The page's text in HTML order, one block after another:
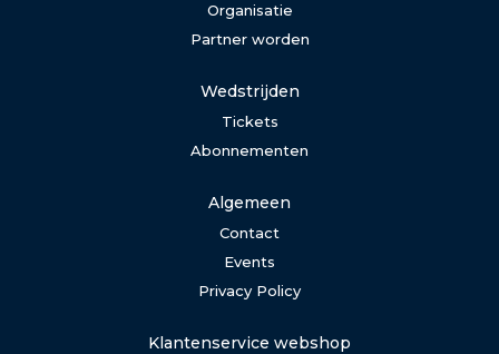
Organisatie
Partner worden
Wedstrijden
Tickets
Abonnementen
Algemeen
Contact
Events
Privacy Policy
Klantenservice webshop